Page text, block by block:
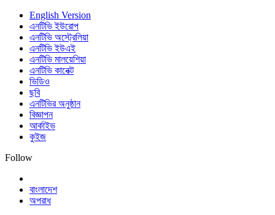
English Version
এনটিভি ইউরোপ
এনটিভি অস্ট্রেলিয়া
এনটিভি ইউএই
এনটিভি মালয়েশিয়া
এনটিভি কানেক্ট
ভিডিও
ছবি
এনটিভির অনুষ্ঠান
বিজ্ঞাপন
আর্কাইভ
কুইজ
Follow
বাংলাদেশ
অপরাধ